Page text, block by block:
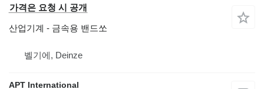
가격은 요청 시 공개
산업기계 - 금속용 밴드쏘
벨기에, Deinze
APT International